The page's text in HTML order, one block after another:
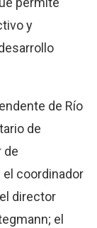
y
de Río
de
de
el coordinador
director
el